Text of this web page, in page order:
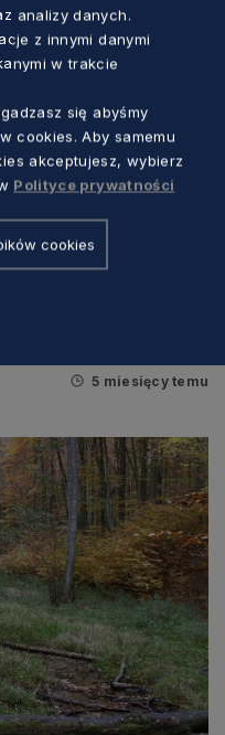
Wybierz
5 miesięcy temu
analizy danych.
z innymi danymi
w trakcie
się abyśmy
cookies. Aby samemu
akceptujesz, wybierz
Polityce prywatności
cookies